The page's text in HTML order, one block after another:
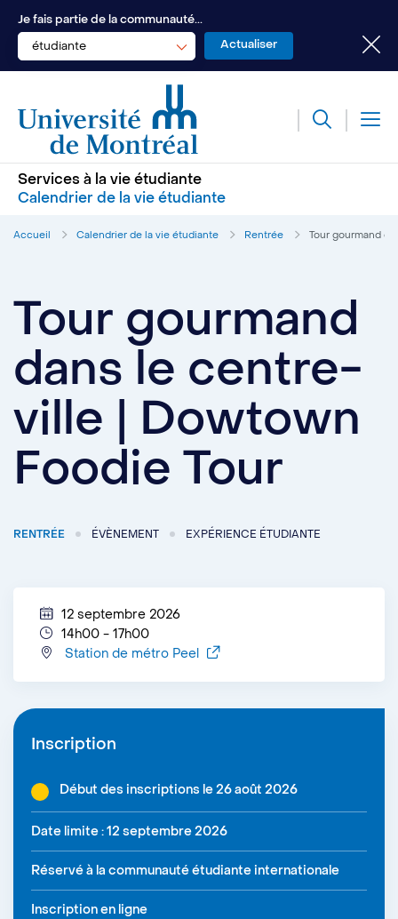
Je fais partie de la communauté...
étudiante
Services à la vie étudiante
Calendrier de la vie étudiante
Accueil Calendrier de la vie étudiante Rentrée Tour gourmand
Tour gourmand
dans le centre-
ville | Dowtown
Foodie Tour
RENTRÉE ÉVÈNEMENT EXPÉRIENCE ÉTUDIANTE
12 septembre 2026
14h00 - 17h00
Station de métro Peel
Inscription
Début des inscriptions le 26 août 2026
Date limite : 12 septembre 2026
Réservé à la communauté étudiante internationale
Inscription en ligne